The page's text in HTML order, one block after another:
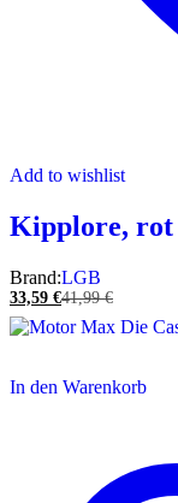
Add to wishlist
Kipplore, rot
Brand:LGB
33,59 €41,99€
In den Warenkorb